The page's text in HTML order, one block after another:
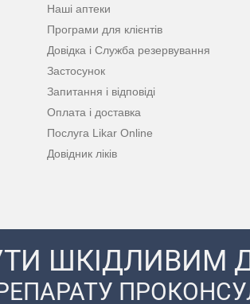
Наші аптеки
Програми для клієнтів
Довідка і Служба резервування
Застосунок
Запитання і відповіді
Оплата і доставка
Послуга Likar Online
Довідник ліків
ШКІДЛИВИМ